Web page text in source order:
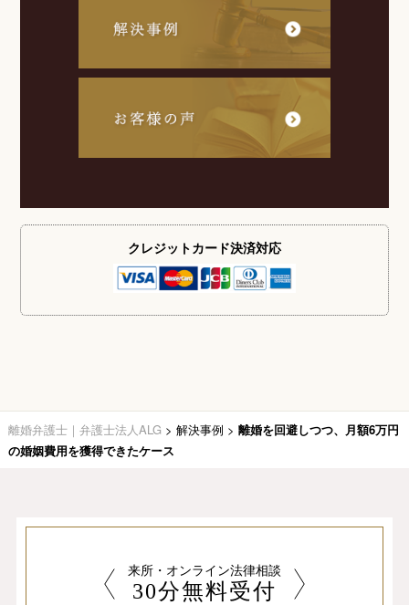
クレジットカード決済対応
離婚弁護士｜弁護士法人ALG > 解決事例 > 離婚を回避しつつ、月額6万円
の婚姻費用を獲得できたケース
来所・オンライン法律相談
30分無料受付